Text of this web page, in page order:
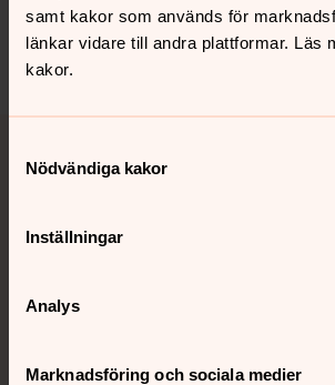
samt kakor som används för
länkar vidare till andra plattformar. Läs
kakor.
Nödvändiga kakor
Inställningar
Analys
Marknadsföring och sociala medier
Dela
Tillbaka till toppen
Tillbaka till innehållet
Kontakt
Kalender